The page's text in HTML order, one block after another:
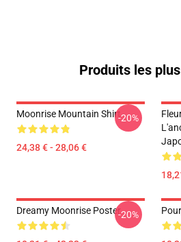
Produits les
Moonrise Mountain Shirt
24,38 € - 28,06 €
-20%
Dreamy Moonrise Poster-20%